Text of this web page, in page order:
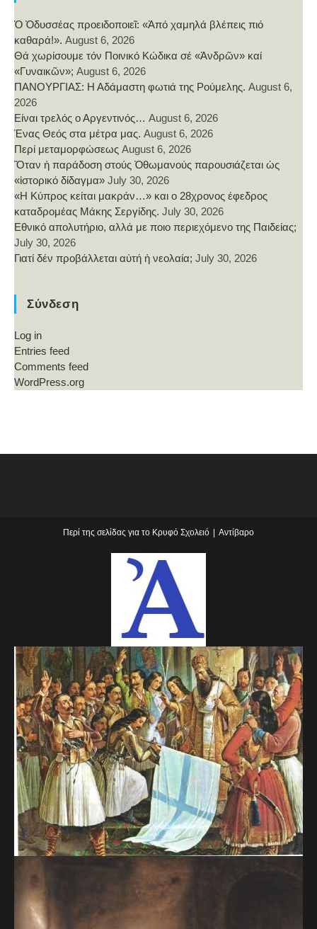
Ὁ Ὀδυσσέας προειδοποιεῖ: «Ἀπό χαμηλά βλέπεις πιό
καθαρά!». August 6, 2026
Θά χωρίσουμε τόν Ποινικό Κώδικα σέ «Ἀνδρῶν» καί
«Γυναικῶν»; August 6, 2026
ΠΑΝΟΥΡΓΙΑΣ: Η Αδάμαστη φωτιά της Ρούμελης. August 6,
2026
Είναι τρελός ο Αργεντινός… August 6, 2026
Ένας Θεός στα μέτρα μας. August 6, 2026
Περί μεταμορφώσεως August 6, 2026
Ὅταν ἡ παράδοση στούς Ὀθωμανούς παρουσιάζεται ὡς
«ἱστορικό δίδαγμα» July 30, 2026
«Η Κύπρος κείται μακράν…» και ο 28χρονος έφεδρος
καταδρομέας Μάκης Σεργίδης. July 30, 2026
Εθνικό απολυτήριο, αλλά με ποιο περιεχόμενο της Παιδείας;
July 30, 2026
Γιατί δέν προβάλλεται αὐτή ἡ νεολαία; July 30, 2026
Σύνδεση
Log in
Entries feed
Comments feed
WordPress.org
Περί της σελίδας για το Κρυφό Σχολειό Αντίβαρο